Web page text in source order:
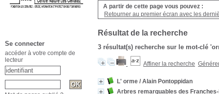
A partir de cette page vous pouvez :
Retourner au premier écran avec les
Résultat de la recherche
3 résultat(s) recherche sur le mot-clé
Affiner la recherche
L' orme / Alain Pontoppidan
Arbres remarquables des
Se connecter
accéder à votre compte de
lecteur